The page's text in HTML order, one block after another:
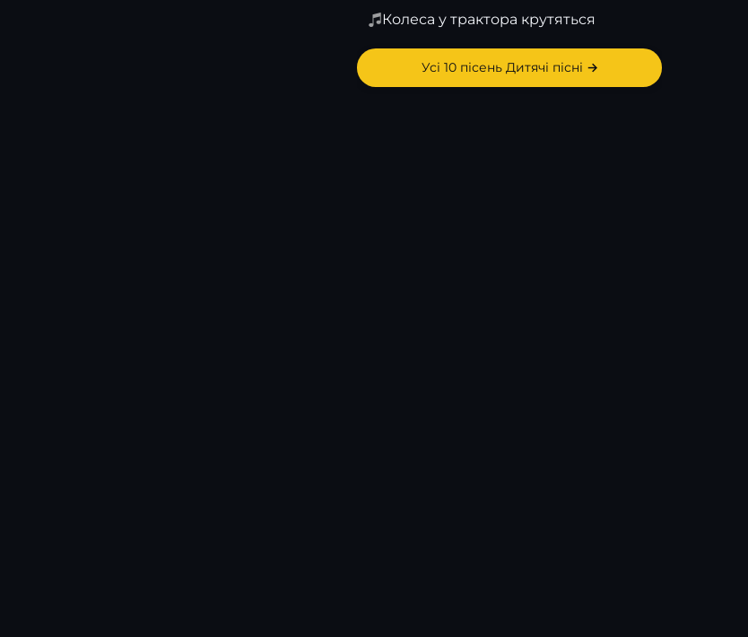
Колеса у трактора крутяться
Усі 10 пісень Дитячі пісні →